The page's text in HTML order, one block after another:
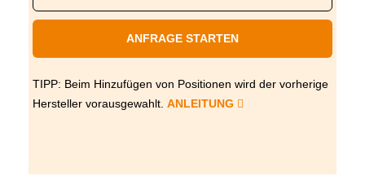
ANFRAGE STARTEN
TIPP: Beim Hinzufügen von Positionen wird der vorherige
Hersteller vorausgewahlt. ANLEITUNG